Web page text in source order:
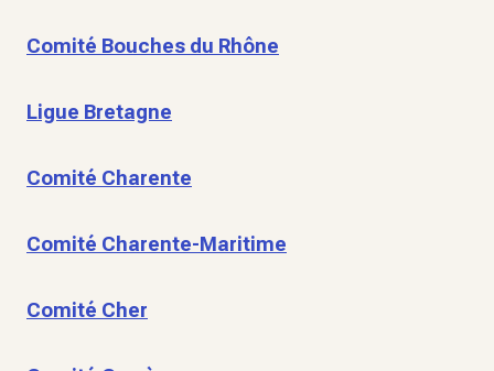
Comité Bouches du Rhône
Ligue Bretagne
Comité Charente
Comité Charente-Maritime
Comité Cher